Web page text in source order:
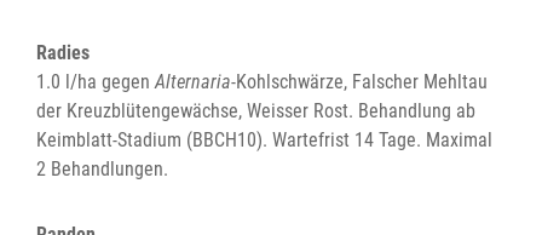
Radies
1.0 l/ha gegen Alternaria-Kohlschwärze, Falscher Mehltau
der Kreuzblütengewächse, Weisser Rost. Behandlung ab
Keimblatt-Stadium (BBCH10). Wartefrist 14 Tage. Maximal
2 Behandlungen.